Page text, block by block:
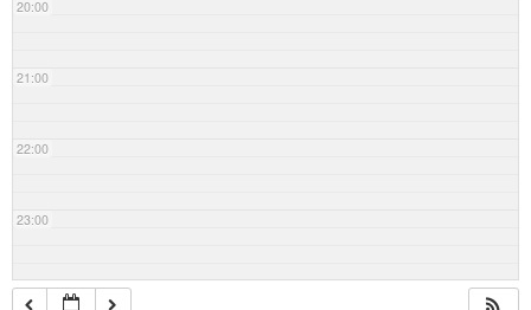
20:00
21:00
22:00
23:00